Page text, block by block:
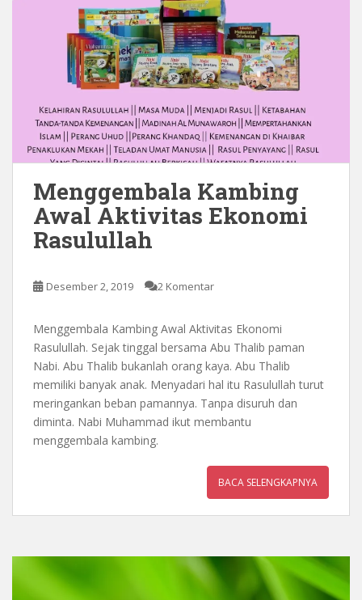
Menggembala Kambing
Awal Aktivitas Ekonomi
Rasulullah
Desember 2, 2019 2 Komentar
Menggembala Kambing Awal Aktivitas Ekonomi
Rasulullah. Sejak tinggal bersama Abu Thalib paman
Nabi. Abu Thalib bukanlah orang kaya. Abu Thalib
memiliki banyak anak. Menyadari hal itu Rasulullah turut
meringankan beban pamannya. Tanpa disuruh dan
diminta. Nabi Muhammad ikut membantu
menggembala kambing.
BACA SELENGKAPNYA